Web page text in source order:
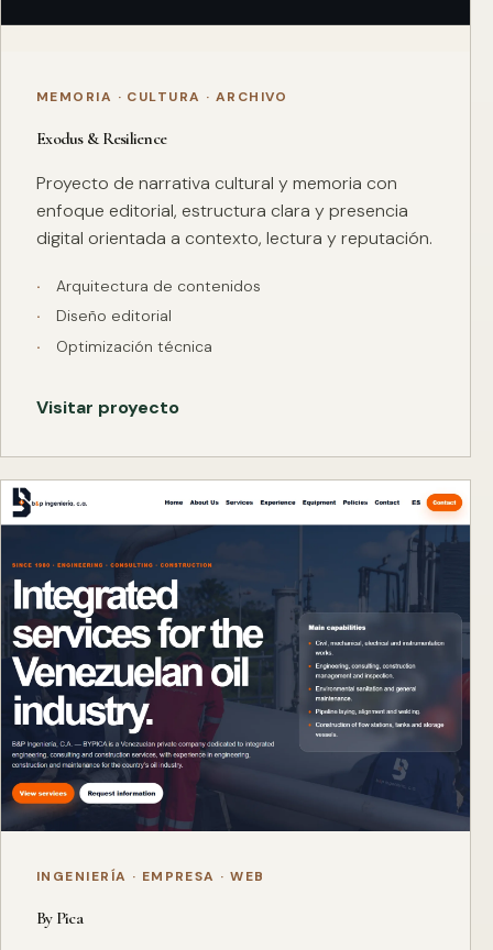
MEMORIA · CULTURA · ARCHIVO
Exodus & Resilience
Proyecto de narrativa cultural y memoria con
enfoque editorial, estructura clara y presencia
digital orientada a contexto, lectura y reputación.
Arquitectura de contenidos
Diseño editorial
Optimización técnica
Visitar proyecto
INGENIERÍA · EMPRESA · WEB
By Pica